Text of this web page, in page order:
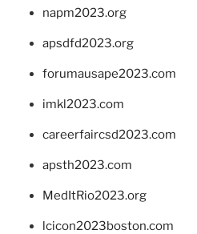
napm2023.org
apsdfd2023.org
forumausape2023.com
imkl2023.com
careerfaircsd2023.com
apsth2023.com
MedItRio2023.org
lcicon2023boston.com